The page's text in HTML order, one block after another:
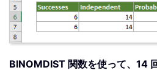
BINOMDIST 関数を使って、14